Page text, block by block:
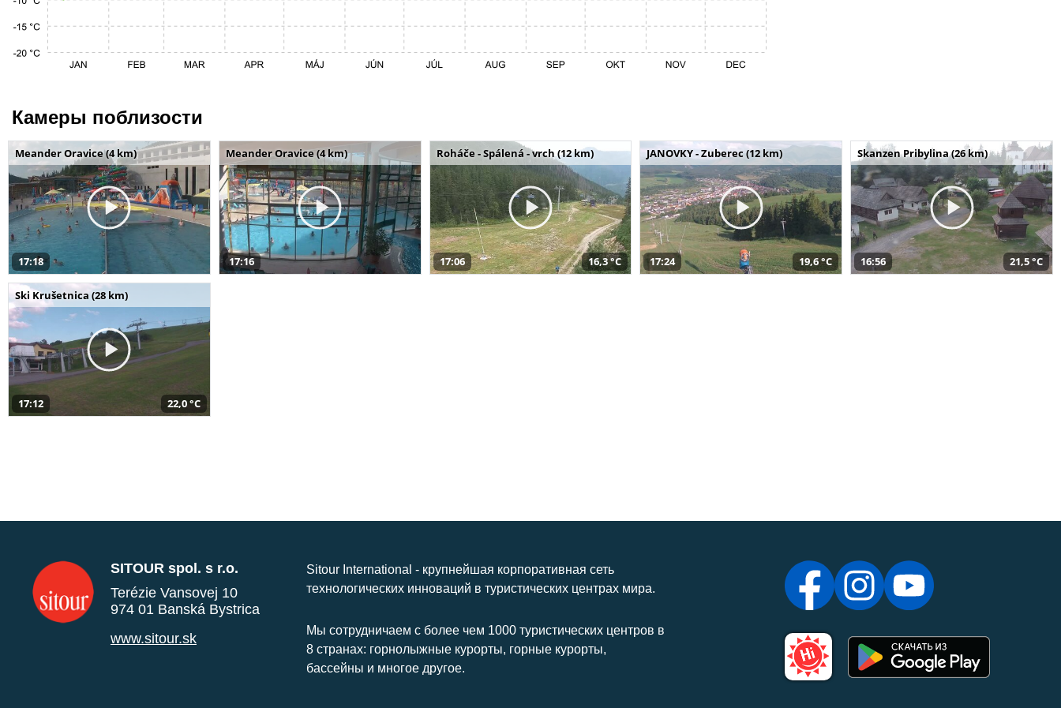
Камеры поблизости
Meander Oravice (4 km)
17:18
Meander Oravice (4 km)
17:16
Roháče - Spálená - vrch (12 km)
17:06 16,3 °C
JANOVKY - Zuberec (12 km)
17:24 19,6 °C
Skanzen Pribylina (26 km)
16:56 21,5 °C
Ski Krušetnica (28 km)
17:12 22,0 °C
SITOUR spol. s r.o.
Terézie Vansovej 10
974 01 Banská Bystrica
www.sitour.sk
Sitour International - крупнейшая корпоративная сеть
технологических инноваций в туристических центрах мира.
Мы сотрудничаем с более чем 1000 туристических центров в
8 странах: горнолыжные курорты, горные курорты,
бассейны и многое другое.